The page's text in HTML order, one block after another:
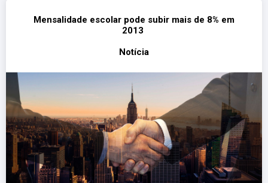
Mensalidade escolar pode subir mais de 8% em
2013
Notícia